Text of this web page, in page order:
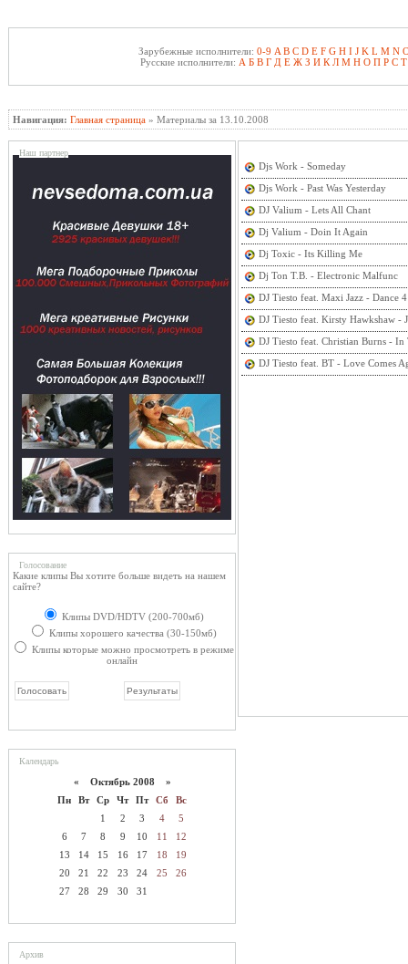
Зарубежные исполнители: 0-9 A B C D E F G H I J K L M N
Русские исполнители: А Б В Г Д Е Ж З И К Л М Н О П Р С Т
Навигация: Главная страница » Материалы за 13.10.2008
Наш партнер
Голосование
Какие клипы Вы хотите больше видеть на нашем
сайте?
Клипы DVD/HDTV (200-700мб)
Клипы хорошего качества (30-150мб)
Клипы которые можно просмотреть в режиме
онлайн
Календарь
« Октябрь 2008 »
Пн
Вт Ср Чт Пт Сб
Вс
1
2 3 4
5
6
7 8 9 10 11
12
13
14 15 16 17 18
19
20
21 22 23 24 25
26
27
28 29 30 31
Архив
Djs Work - Someday
Djs Work - Past Was Yesterday
DJ Valium - Lets All Chant
Dj Valium - Doin It Again
Dj Toxic - Its Killing Me
Dj Ton T.B. - Electronic Malfunc
DJ Tiesto feat. Maxi Jazz - Dance
DJ Tiesto feat. Kirsty Hawkshaw -
DJ Tiesto feat. Christian Burns - In
DJ Tiesto feat. BT - Love Comes